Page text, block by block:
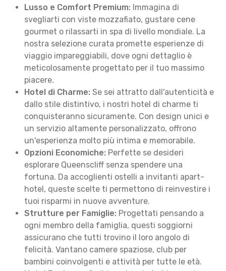
Lusso e Comfort Premium: Immagina di
svegliarti con viste mozzafiato, gustare cene
gourmet o rilassarti in spa di livello mondiale. La
nostra selezione curata promette esperienze di
viaggio impareggiabili, dove ogni dettaglio è
meticolosamente progettato per il tuo massimo
piacere.
Hotel di Charme: Se sei attratto dall'autenticità e
dallo stile distintivo, i nostri hotel di charme ti
conquisteranno sicuramente. Con design unici e
un servizio altamente personalizzato, offrono
un'esperienza molto più intima e memorabile.
Opzioni Economiche: Perfette se desideri
esplorare Queenscliff senza spendere una
fortuna. Da accoglienti ostelli a invitanti apart-
hotel, queste scelte ti permettono di reinvestire i
tuoi risparmi in nuove avventure.
Strutture per Famiglie: Progettati pensando a
ogni membro della famiglia, questi soggiorni
assicurano che tutti trovino il loro angolo di
felicità. Vantano camere spaziose, club per
bambini coinvolgenti e attività per tutte le età.